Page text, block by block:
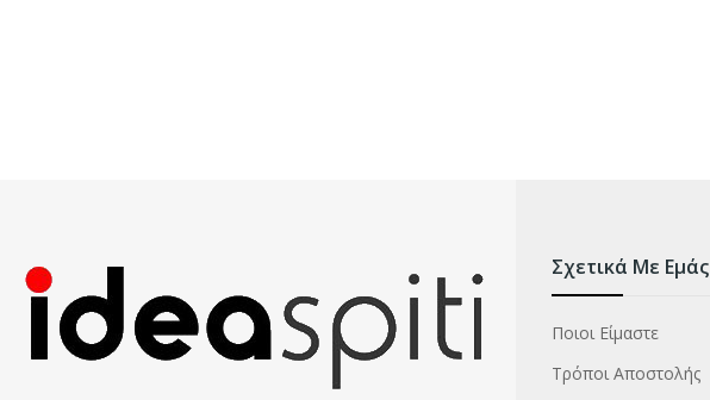
Σχετικά Με Εμάς
Ποιοι Είμαστε
Τρόποι Αποστολής